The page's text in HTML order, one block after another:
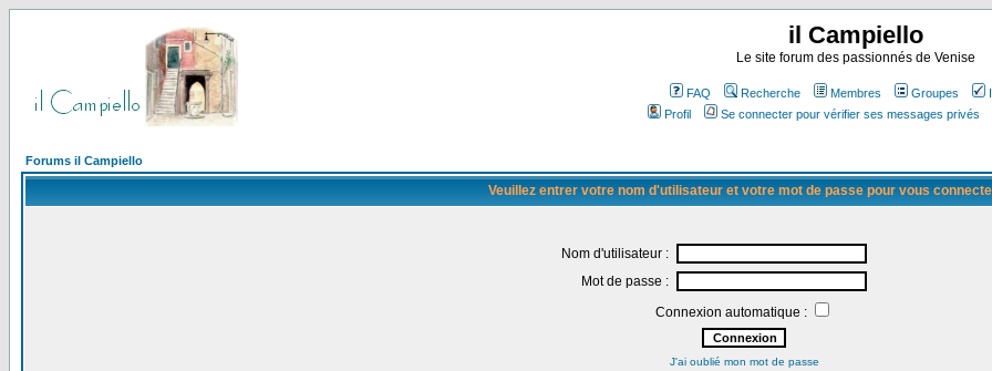
il Campiello
Le site forum des passionnés de Venise
FAQ Recherche Membres Groupes
Profil
Se connecter pour vérifier ses messages privés
Forums il Campiello
Veuillez entrer votre nom d'utilisateur et votre mot de passe pour vous
Nom d'utilisateur :
Mot de passe :
Connexion automatique :
J'ai oublié mon mot de passe